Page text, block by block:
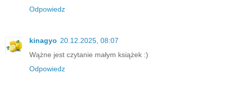
Odpowiedz
kinagyo 20.12.2025, 08:07
Wążne jest czytanie małym książek :)
Odpowiedz